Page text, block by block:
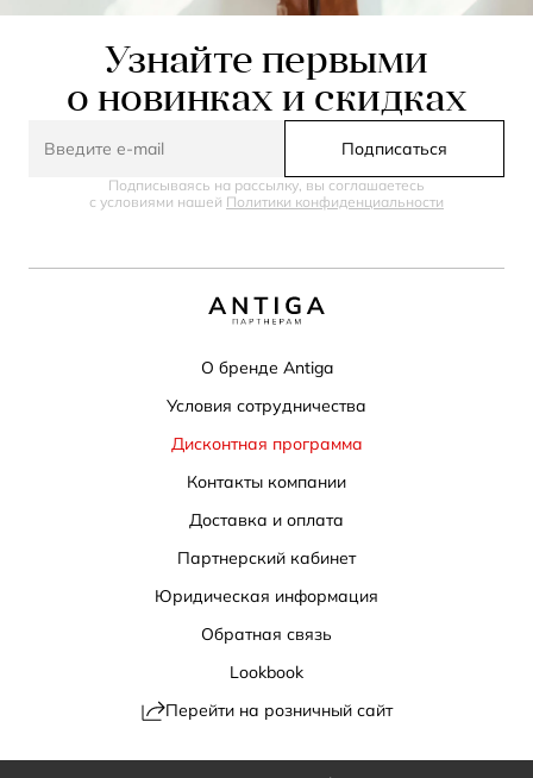
Узнайте первыми
о новинках и скидках
Подписаться
Подписываясь на рассылку, вы соглашаетесь
с условиями нашей Политики конфиденциальности
О бренде Antiga
Условия сотрудничества
Дисконтная программа
Контакты компании
Доставка и оплата
Партнерский кабинет
Юридическая информация
Обратная связь
Lookbook
Перейти на розничный сайт
Политика конфиденциальности